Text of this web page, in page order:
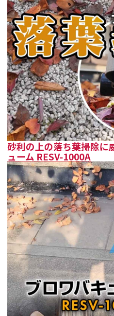
砂利の上の落ち葉掃除に
ューム RESV-1000A